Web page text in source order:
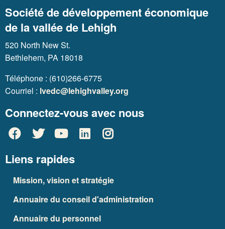
Société de développement économique
de la vallée de Lehigh
520 North New St.
Bethlehem, PA 18018
Téléphone : (610)266-6775
Courriel : lvedc@lehighvalley.org
Connectez-vous avec nous
Liens rapides
Mission, vision et stratégie
Annuaire du conseil d'administration
Annuaire du personnel